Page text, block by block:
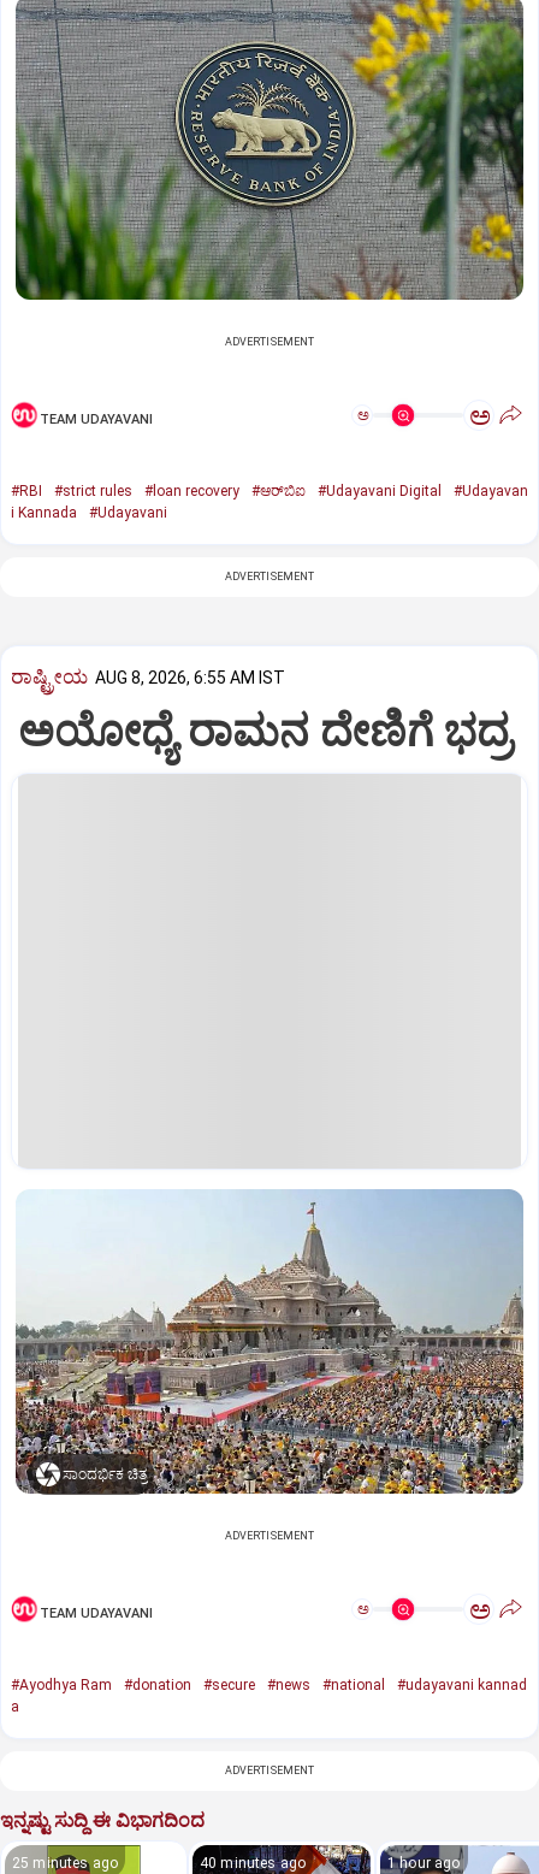
ADVERTISEMENT
TEAM UDAYAVANI ಅ ಅ
#RBI #strict rules #loan recovery #ಆರ್‌ಬಿಐ #Udayavani Digital
#Udayavan
i Kannada
#Udayavani
ADVERTISEMENT
ರಾಷ್ಟ್ರೀಯ AUG 8, 2026, 6:55 AM IST
ಅಯೋಧ್ಯೆ ರಾಮನ ದೇಣಿಗೆ ಭದ್ರ
ಸಾಂದರ್ಭಿಕ ಚಿತ್ರ
ADVERTISEMENT
TEAM UDAYAVANI ಅ ಅ
#Ayodhya Ram #donation #secure #news #national
#udayavani kannad
a
ADVERTISEMENT
ಇನ್ನಷ್ಟು ಸುದ್ದಿ ಈ ವಿಭಾಗದಿಂದ
25 minutes ago 40 minutes ago 1 hour ago